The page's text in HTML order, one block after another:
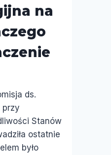
na
ds.
przy
Stanów
ostatnie
było